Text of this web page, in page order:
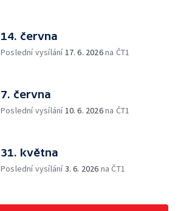
14. června
Poslední vysílání17. 6. 2026na ČT1
7. června
Poslední vysílání10. 6. 2026na ČT1
31. května
Poslední vysílání3. 6. 2026 na ČT1